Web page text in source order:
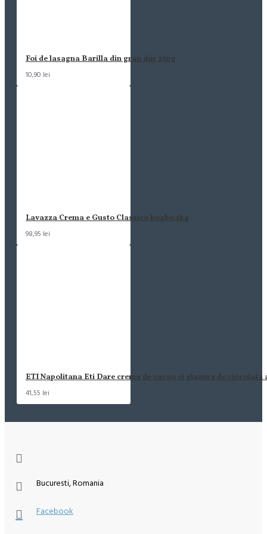
Foi de lasagna Barilla din grau dur 250g
10,90 lei
Lavazza Crema e Gusto Classico boabe,1kg
98,95 lei
ETI Napolitana Eti Dare crema de cacao si glazura de ciocolata
41,55 lei
Bucuresti, Romania
Facebook